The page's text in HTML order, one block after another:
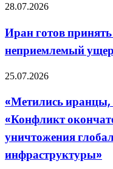
в
Иран
принять
бой
и
США
неприемлемый
28.07.2026
Иран готов
неприемлемый
«Метились
попал
Китай»,
«Конфликт
окончательно
перешел
25.07.2026
«Метились
«Конфликт
уничтожения
инфраструктуры»